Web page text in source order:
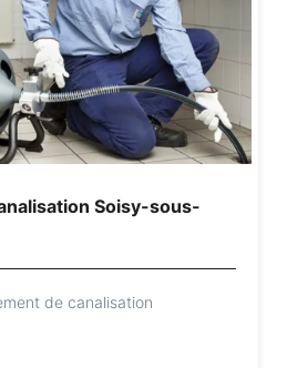
Soisy-sous-
de canalisation